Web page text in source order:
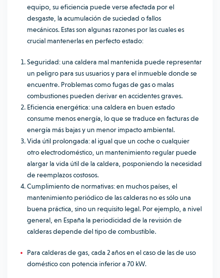
equipo, su eficiencia puede verse afectada por el
desgaste, la acumulación de suciedad o fallos
mecánicos. Estas son algunas razones por las cuales es
crucial mantenerlas en perfecto estado:
Seguridad: una caldera mal mantenida puede representar
un peligro para sus usuarios y para el inmueble donde se
encuentre. Problemas como fugas de gas o malas
combustiones pueden derivar en accidentes graves.
Eficiencia energética: una caldera en buen estado
consume menos energía, lo que se traduce en facturas de
energía más bajas y un menor impacto ambiental.
Vida útil prolongada: al igual que un coche o cualquier
otro electrodoméstico, un mantenimiento regular puede
alargar la vida útil de la caldera, posponiendo la necesidad
de reemplazos costosos.
Cumplimiento de normativas: en muchos países, el
mantenimiento periódico de las calderas no es sólo una
buena práctica, sino un requisito legal. Por ejemplo, a nivel
general, en España la periodicidad de la revisión de
calderas depende del tipo de combustible.
Para calderas de gas, cada 2 años en el caso de las de uso
doméstico con potencia inferior a 70 kW.